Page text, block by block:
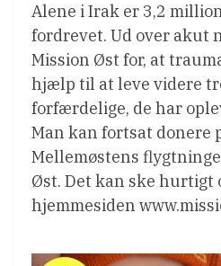
Alene i Irak er 3,2
fordrevet. Ud over akut
Mission Øst for, at
hjælp til at leve videre
forfærdelige, de har
Man kan fortsat donere
Mellemøstens
Øst. Det kan ske hurtigt
hjemmesiden